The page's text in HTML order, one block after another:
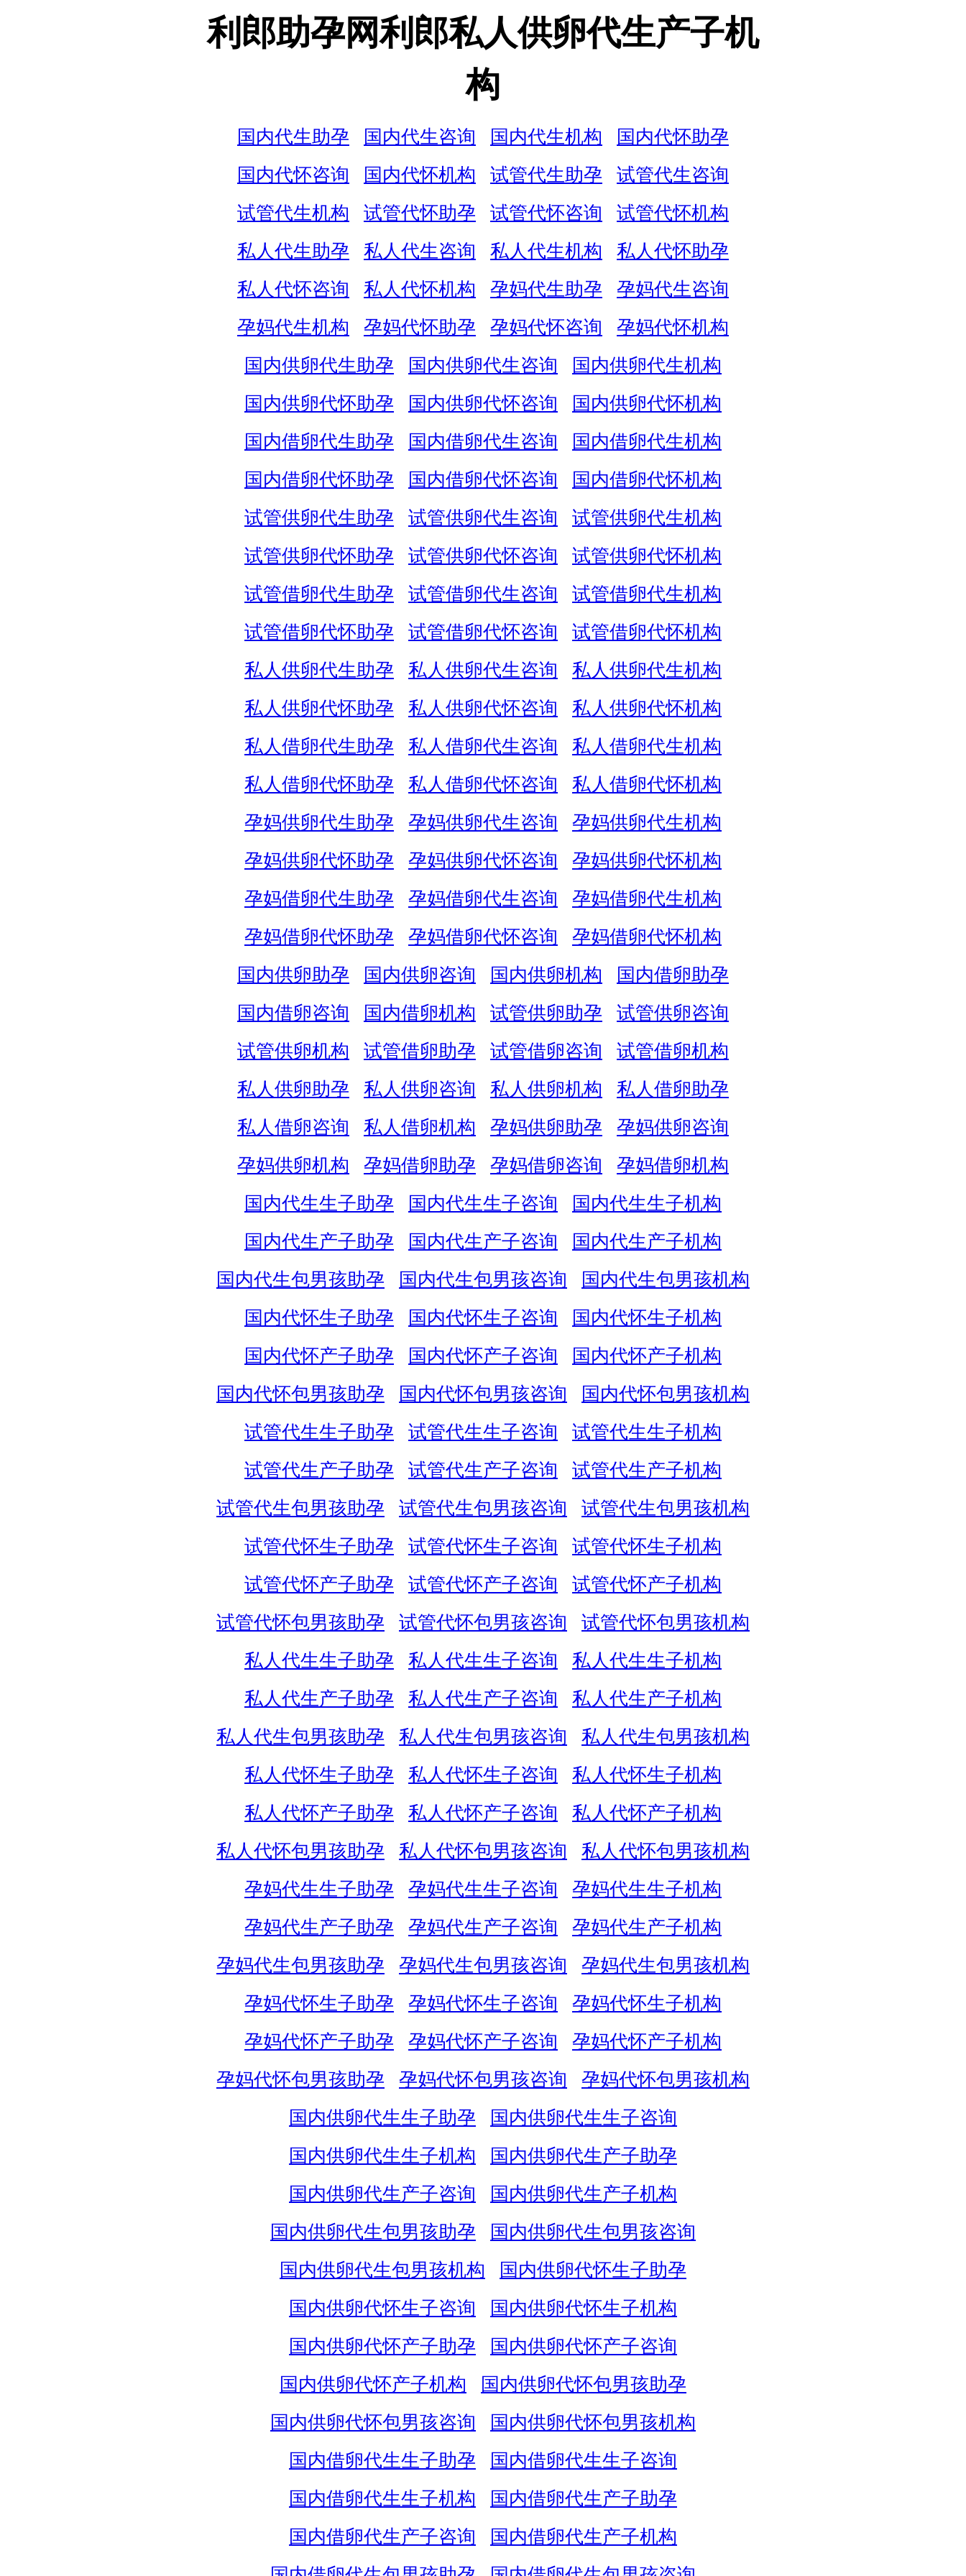
利郎助孕网利郎私人供卵代生产子机
构
国内代生助孕 国内代生咨询 国内代生机构
国内代怀助孕
国内代怀咨询
国内代怀机构 试管代生助孕
试管代生咨询
试管代生机构
试管代怀助孕 试管代怀咨询
试管代怀机构
私人代生助孕
私人代生咨询 私人代生机构
私人代怀助孕
私人代怀咨询
私人代怀机构 孕妈代生助孕
孕妈代生咨询
孕妈代生机构
孕妈代怀助孕 孕妈代怀咨询
孕妈代怀机构
国内供卵代生助孕
国内供卵代生咨询
国内供卵代生机构
国内供卵代怀助孕
国内供卵代怀咨询
国内供卵代怀机构
国内借卵代生助孕
国内借卵代生咨询
国内借卵代生机构
国内借卵代怀助孕
国内借卵代怀咨询
国内借卵代怀机构
试管供卵代生助孕
试管供卵代生咨询
试管供卵代生机构
试管供卵代怀助孕
试管供卵代怀咨询
试管供卵代怀机构
试管借卵代生助孕
试管借卵代生咨询
试管借卵代生机构
试管借卵代怀助孕
试管借卵代怀咨询
试管借卵代怀机构
私人供卵代生助孕
私人供卵代生咨询
私人供卵代生机构
私人供卵代怀助孕
私人供卵代怀咨询
私人供卵代怀机构
私人借卵代生助孕
私人借卵代生咨询
私人借卵代生机构
私人借卵代怀助孕
私人借卵代怀咨询
私人借卵代怀机构
孕妈供卵代生助孕
孕妈供卵代生咨询
孕妈供卵代生机构
孕妈供卵代怀助孕
孕妈供卵代怀咨询
孕妈供卵代怀机构
孕妈借卵代生助孕
孕妈借卵代生咨询
孕妈借卵代生机构
孕妈借卵代怀助孕
孕妈借卵代怀咨询
孕妈借卵代怀机构
国内供卵助孕
国内供卵咨询 国内供卵机构
国内借卵助孕
国内借卵咨询
国内借卵机构 试管供卵助孕
试管供卵咨询
试管供卵机构
试管借卵助孕 试管借卵咨询
试管借卵机构
私人供卵助孕
私人供卵咨询 私人供卵机构
私人借卵助孕
私人借卵咨询
私人借卵机构 孕妈供卵助孕
孕妈供卵咨询
孕妈供卵机构
孕妈借卵助孕 孕妈借卵咨询
孕妈借卵机构
国内代生生子助孕
国内代生生子咨询
国内代生生子机构
国内代生产子助孕
国内代生产子咨询
国内代生产子机构
国内代生包男孩助孕
国内代生包男孩咨询
国内代生包男孩机构
国内代怀生子助孕
国内代怀生子咨询
国内代怀生子机构
国内代怀产子助孕
国内代怀产子咨询
国内代怀产子机构
国内代怀包男孩助孕
国内代怀包男孩咨询
国内代怀包男孩机构
试管代生生子助孕
试管代生生子咨询
试管代生生子机构
试管代生产子助孕
试管代生产子咨询
试管代生产子机构
试管代生包男孩助孕
试管代生包男孩咨询
试管代生包男孩机构
试管代怀生子助孕
试管代怀生子咨询
试管代怀生子机构
试管代怀产子助孕
试管代怀产子咨询
试管代怀产子机构
试管代怀包男孩助孕
试管代怀包男孩咨询
试管代怀包男孩机构
私人代生生子助孕
私人代生生子咨询
私人代生生子机构
私人代生产子助孕
私人代生产子咨询
私人代生产子机构
私人代生包男孩助孕
私人代生包男孩咨询
私人代生包男孩机构
私人代怀生子助孕
私人代怀生子咨询
私人代怀生子机构
私人代怀产子助孕
私人代怀产子咨询
私人代怀产子机构
私人代怀包男孩助孕
私人代怀包男孩咨询
私人代怀包男孩机构
孕妈代生生子助孕
孕妈代生生子咨询
孕妈代生生子机构
孕妈代生产子助孕
孕妈代生产子咨询
孕妈代生产子机构
孕妈代生包男孩助孕
孕妈代生包男孩咨询
孕妈代生包男孩机构
孕妈代怀生子助孕
孕妈代怀生子咨询
孕妈代怀生子机构
孕妈代怀产子助孕
孕妈代怀产子咨询
孕妈代怀产子机构
孕妈代怀包男孩助孕
孕妈代怀包男孩咨询
孕妈代怀包男孩机构
国内供卵代生生子助孕
国内供卵代生生子咨询
国内供卵代生生子机构
国内供卵代生产子助孕
国内供卵代生产子咨询
国内供卵代生产子机构
国内供卵代生包男孩助孕
国内供卵代生包男孩咨询
国内供卵代生包男孩机构
国内供卵代怀生子助孕
国内供卵代怀生子咨询
国内供卵代怀生子机构
国内供卵代怀产子助孕
国内供卵代怀产子咨询
国内供卵代怀产子机构
国内供卵代怀包男孩助孕
国内供卵代怀包男孩咨询
国内供卵代怀包男孩机构
国内借卵代生生子助孕
国内借卵代生生子咨询
国内借卵代生生子机构
国内借卵代生产子助孕
国内借卵代生产子咨询
国内借卵代生产子机构